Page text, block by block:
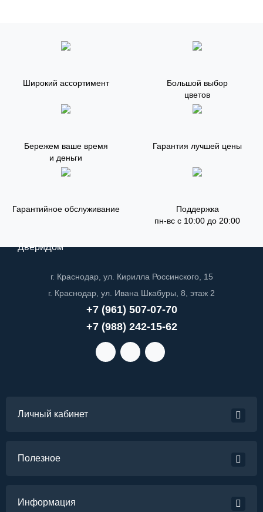
Широкий ассортимент
Большой выбор
цветов
Бережем ваше время
и деньги
Гарантия лучшей цены
Гарантийное обслуживание
Поддержка
пн-вс с 10:00 до 20:00
ДвериДом
г. Краснодар, ул. Кирилла Россинского, 15
г. Краснодар, ул. Ивана Шкабуры, 8, этаж 2
+7 (961) 507-07-70
+7 (988) 242-15-62
Личный кабинет
Полезное
Информация